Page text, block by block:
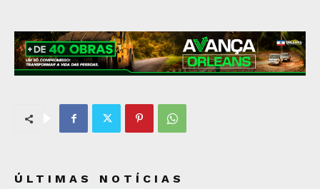
ÚLTIMAS NOTÍCIAS